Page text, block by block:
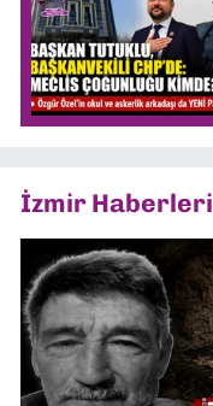
İzmir Haberleri